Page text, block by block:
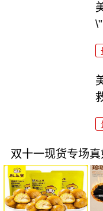
双十一现货专场真